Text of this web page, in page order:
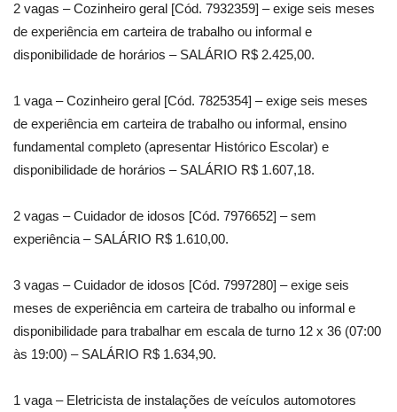
2 vagas – Cozinheiro geral [Cód. 7932359] – exige seis meses
de experiência em carteira de trabalho ou informal e
disponibilidade de horários – SALÁRIO R$ 2.425,00.
1 vaga – Cozinheiro geral [Cód. 7825354] – exige seis meses
de experiência em carteira de trabalho ou informal, ensino
fundamental completo (apresentar Histórico Escolar) e
disponibilidade de horários – SALÁRIO R$ 1.607,18.
2 vagas – Cuidador de idosos [Cód. 7976652] – sem
experiência – SALÁRIO R$ 1.610,00.
3 vagas – Cuidador de idosos [Cód. 7997280] – exige seis
meses de experiência em carteira de trabalho ou informal e
disponibilidade para trabalhar em escala de turno 12 x 36 (07:00
às 19:00) – SALÁRIO R$ 1.634,90.
1 vaga – Eletricista de instalações de veículos automotores